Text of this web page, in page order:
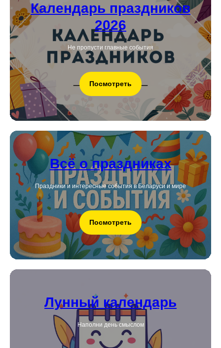
Календарь праздников
2026
Не пропусти главные события
Посмотреть
Всё о праздниках
Праздники и интересные события в Беларуси и мире
Посмотреть
Лунный календарь
Наполни день смыслом